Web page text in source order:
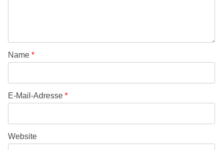
Name *
E-Mail-Adresse *
Website